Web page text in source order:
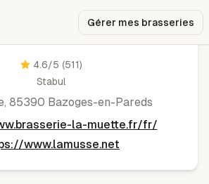
Gérer mes brasseries
La Muette
4.6/5 (511)
Stabul
85390 Bazoges-en-Pareds
la-muette.fr/fr/
www.lamusse.net